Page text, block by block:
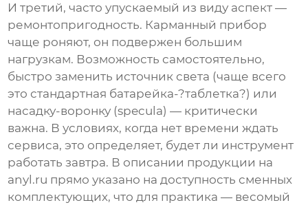
И третий, часто упускаемый из виду аспект —
ремонтопригодность. Карманный прибор
чаще роняют, он подвержен большим
нагрузкам. Возможность самостоятельно,
быстро заменить источник света (чаще всего
это стандартная батарейка-?таблетка?) или
насадку-воронку (specula) — критически
важна. В условиях, когда нет времени ждать
сервиса, это определяет, будет ли инструмент
работать завтра. В описании продукции на
anyl.ru прямо указано на доступность сменных
комплектующих, что для практика — весомый